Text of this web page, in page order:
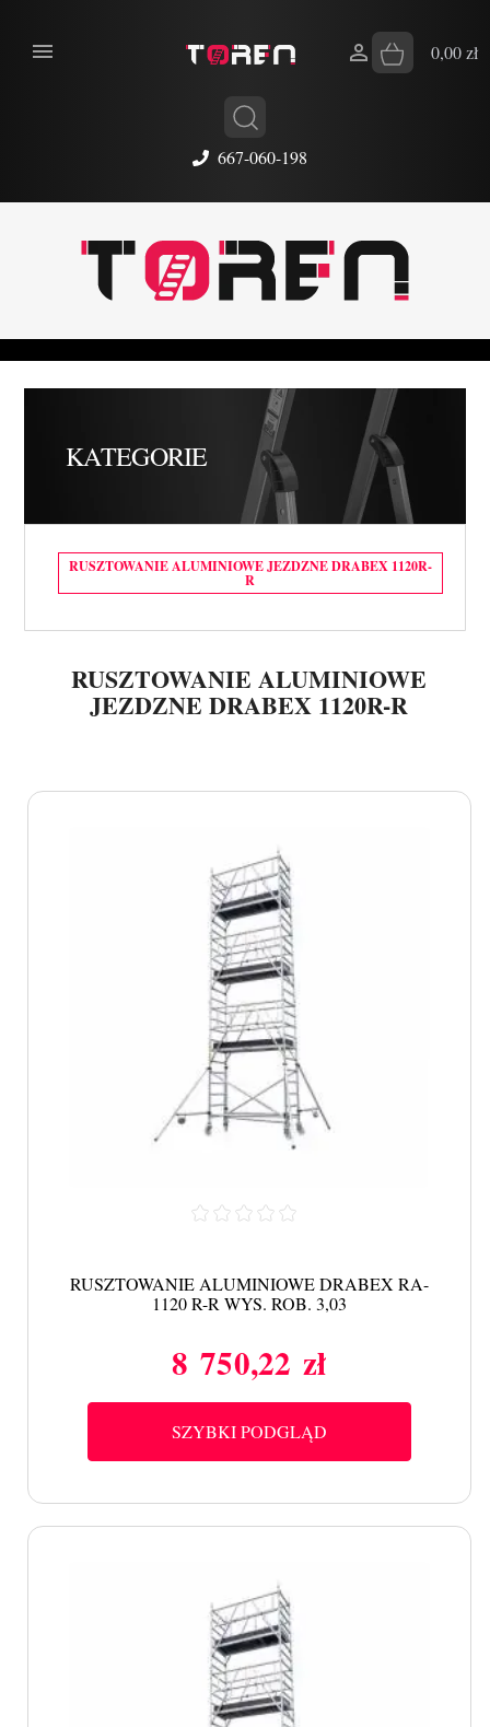
667-060-198
 0,00 zł

KATEGORIE
RUSZTOWANIE ALUMINIOWE JEZDZNE DRABEX 1120R-
R
RUSZTOWANIE ALUMINIOWE
JEZDZNE DRABEX 1120R-R
RUSZTOWANIE ALUMINIOWE DRABEX RA-
1120 R-R WYS. ROB. 3,03
Cena
8 750,22 zł
SZYBKI PODGLĄD